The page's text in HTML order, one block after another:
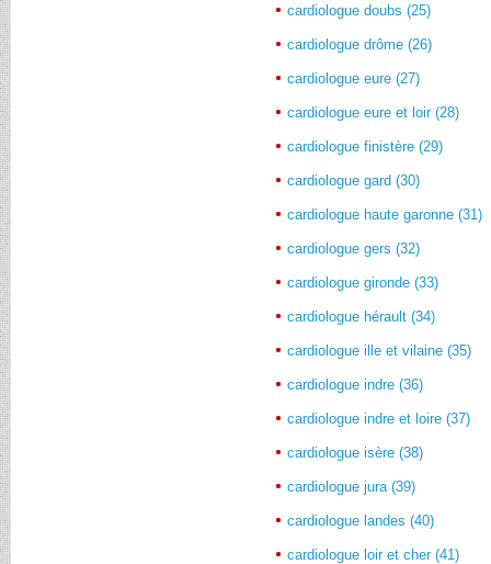
cardiologue doubs (25)
cardiologue drôme (26)
cardiologue eure (27)
cardiologue eure et loir (28)
cardiologue finistère (29)
cardiologue gard (30)
cardiologue haute garonne (31)
cardiologue gers (32)
cardiologue gironde (33)
cardiologue hérault (34)
cardiologue ille et vilaine (35)
cardiologue indre (36)
cardiologue indre et loire (37)
cardiologue isère (38)
cardiologue jura (39)
cardiologue landes (40)
cardiologue loir et cher (41)